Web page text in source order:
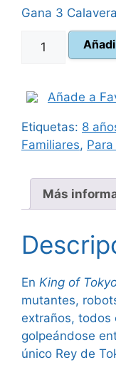
Gana 3
King
cantidadAñade a
Etiquetas: 8
Familiares,
Más
En King of
mutantes,
extraños, todos
golpeándose
único Rey de